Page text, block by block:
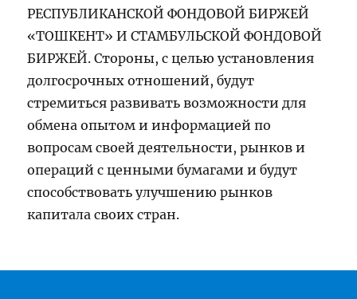
РЕСПУБЛИКАНСКОЙ ФОНДОВОЙ БИРЖЕЙ
«ТОШКЕНТ» И СТАМБУЛЬСКОЙ ФОНДОВОЙ
БИРЖЕЙ. Стороны, с целью установления
долгосрочных отношений, будут
стремиться развивать возможности для
обмена опытом и информацией по
вопросам своей деятельности, рынков и
операций с ценными бумагами и будут
способствовать улучшению рынков
капитала своих стран.